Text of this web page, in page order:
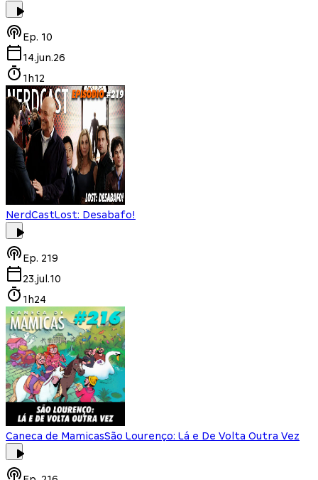
Ep. 10
14.jun.26
1h12
NerdCastLost: Desabafo!
Ep. 219
23.jul.10
1h24
Caneca de MamicasSão Lourenço: Lá e De Volta Outra Vez